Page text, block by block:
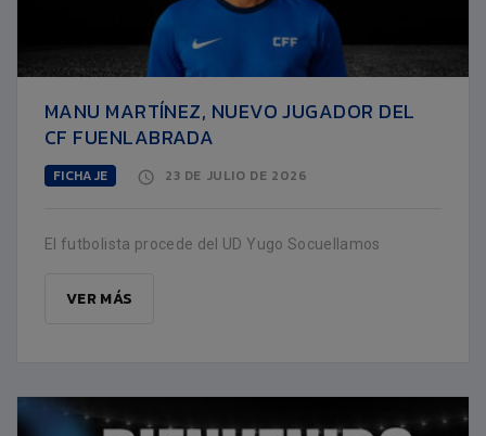
MANU MARTÍNEZ, NUEVO JUGADOR DEL
CF FUENLABRADA
FICHAJE 23 DE JULIO DE 2026
El futbolista procede del UD Yugo Socuellamos
VER MÁS